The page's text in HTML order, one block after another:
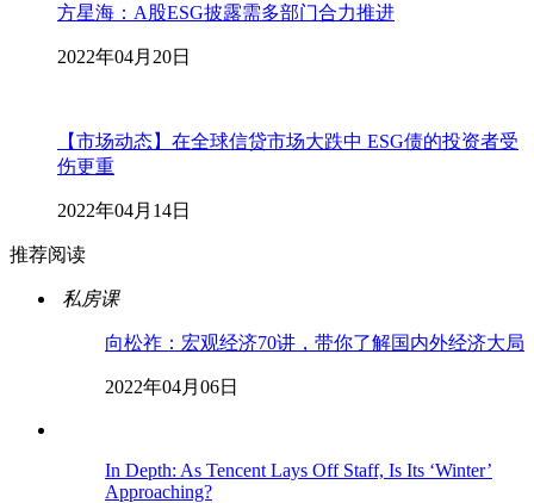
方星海：A股ESG披露需多部门合力推进
2022年04月20日
【市场动态】在全球信贷市场大跌中 ESG债的投资者受
伤更重
2022年04月14日
推荐阅读
私房课
向松祚：宏观经济70讲，带你了解国内外经济大局
2022年04月06日
In Depth: As Tencent Lays Off Staff, Is Its ‘Winter’
Approaching?